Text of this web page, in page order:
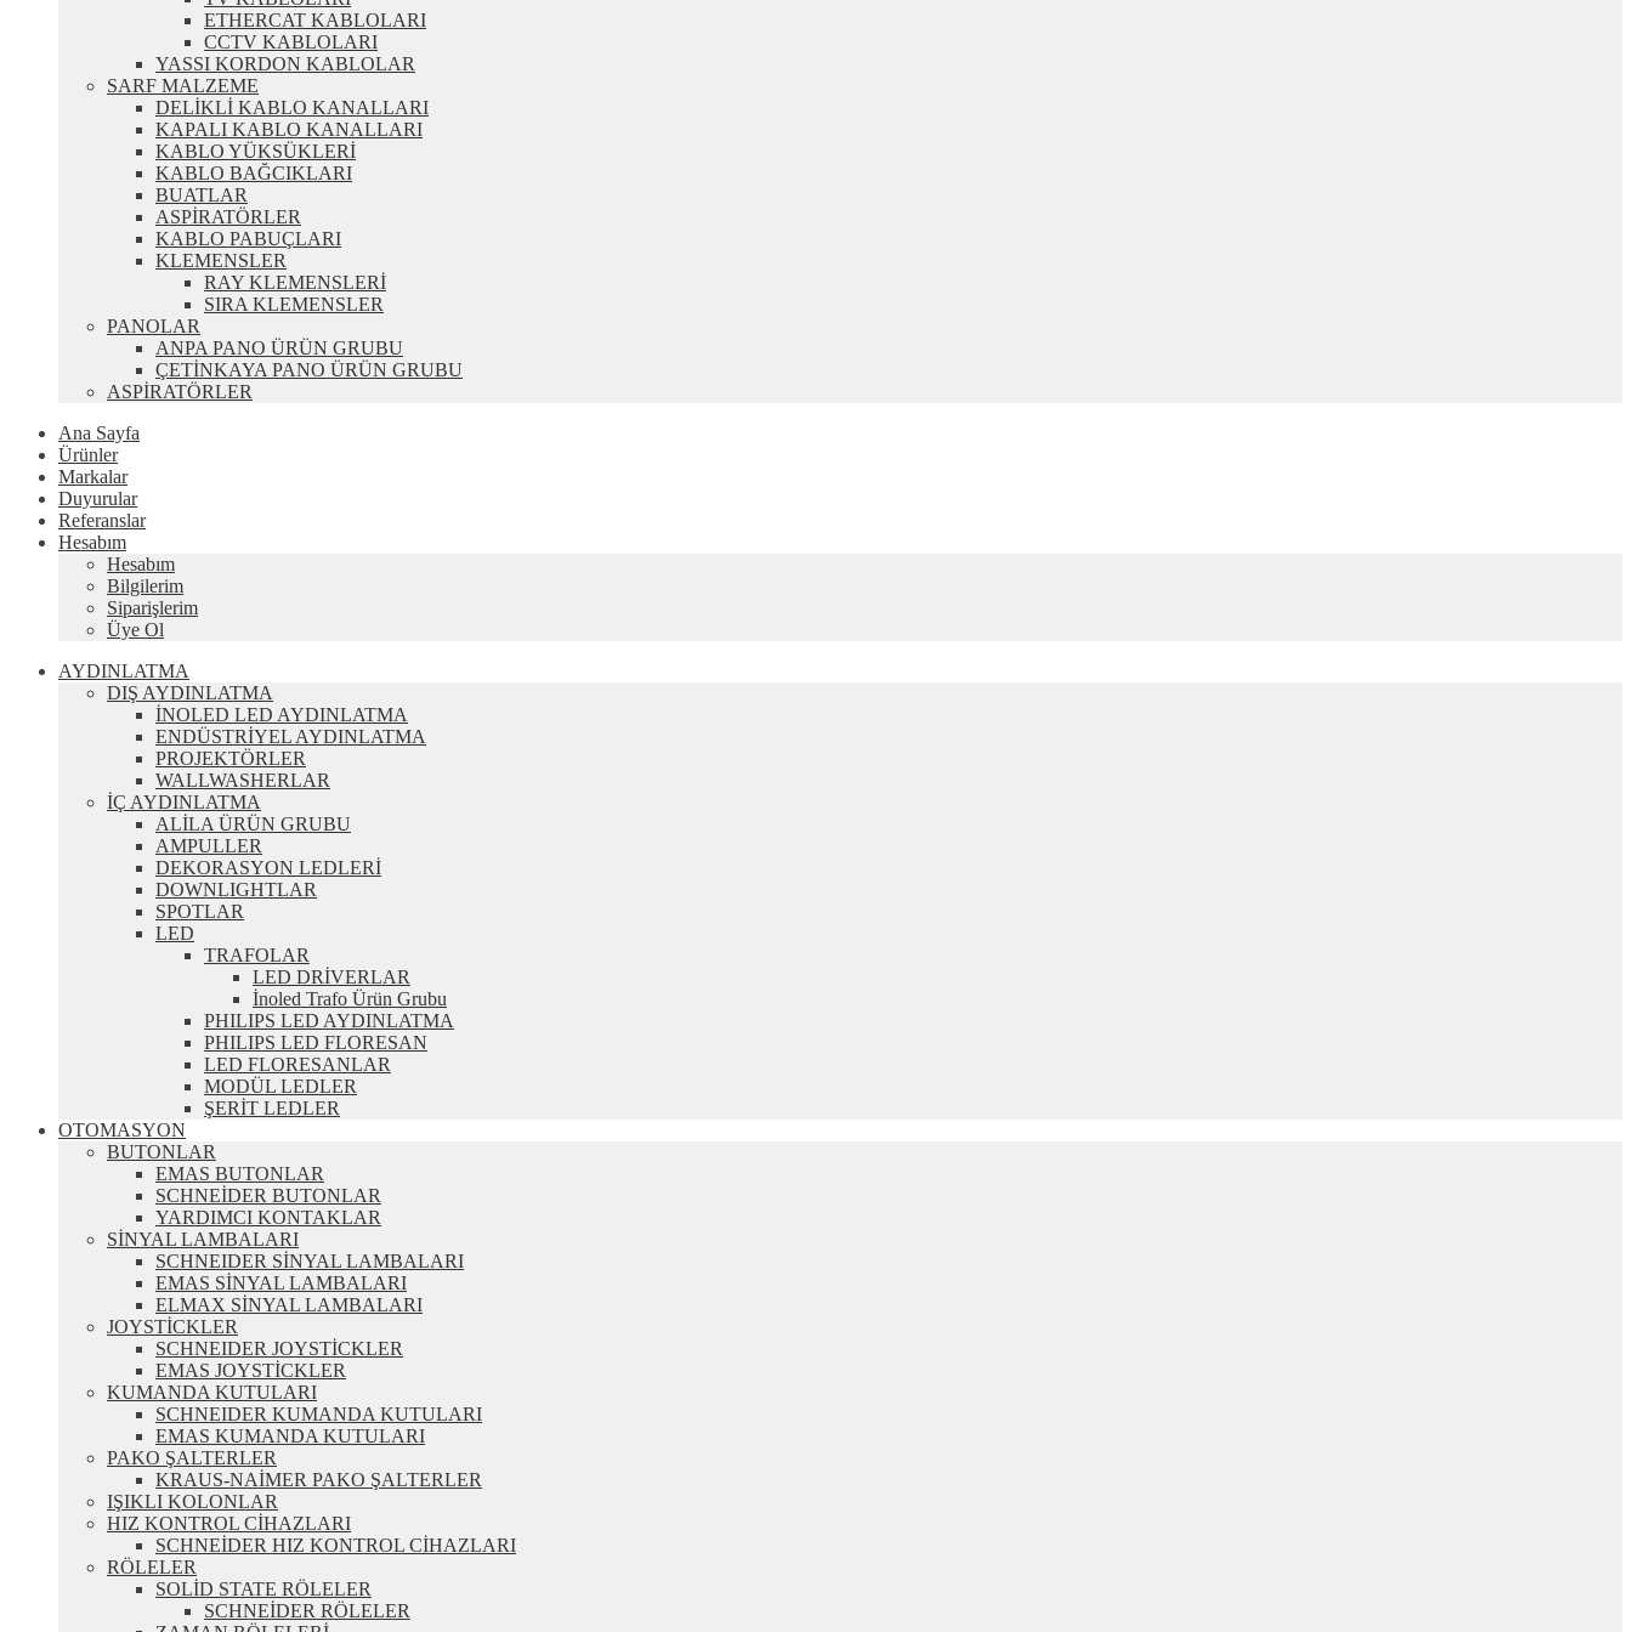
ETHERCAT KABLOLARI
CCTV KABLOLARI
YASSI KORDON KABLOLAR
SARF MALZEME
DELİKLİ KABLO KANALLARI
KAPALI KABLO KANALLARI
KABLO YÜKSÜKLERİ
KABLO BAĞCIKLARI
BUATLAR
ASPİRATÖRLER
KABLO PABUÇLARI
KLEMENSLER
RAY KLEMENSLERİ
SIRA KLEMENSLER
PANOLAR
ANPA PANO ÜRÜN GRUBU
ÇETİNKAYA PANO ÜRÜN GRUBU
ASPİRATÖRLER
Ana Sayfa
Ürünler
Markalar
Duyurular
Referanslar
Hesabım
Hesabım
Bilgilerim
Siparişlerim
Üye Ol
AYDINLATMA
DIŞ AYDINLATMA
İNOLED LED AYDINLATMA
ENDÜSTRİYEL AYDINLATMA
PROJEKTÖRLER
WALLWASHERLAR
İÇ AYDINLATMA
ALİLA ÜRÜN GRUBU
AMPULLER
DEKORASYON LEDLERİ
DOWNLIGHTLAR
SPOTLAR
LED
TRAFOLAR
LED DRİVERLAR
İnoled Trafo Ürün Grubu
PHILIPS LED AYDINLATMA
PHILIPS LED FLORESAN
LED FLORESANLAR
MODÜL LEDLER
ŞERİT LEDLER
OTOMASYON
BUTONLAR
EMAS BUTONLAR
SCHNEİDER BUTONLAR
YARDIMCI KONTAKLAR
SİNYAL LAMBALARI
SCHNEIDER SİNYAL LAMBALARI
EMAS SİNYAL LAMBALARI
ELMAX SİNYAL LAMBALARI
JOYSTİCKLER
SCHNEIDER JOYSTİCKLER
EMAS JOYSTİCKLER
KUMANDA KUTULARI
SCHNEIDER KUMANDA KUTULARI
EMAS KUMANDA KUTULARI
PAKO ŞALTERLER
KRAUS-NAİMER PAKO ŞALTERLER
IŞIKLI KOLONLAR
HIZ KONTROL CİHAZLARI
SCHNEİDER HIZ KONTROL CİHAZLARI
RÖLELER
SOLİD STATE RÖLELER
SCHNEİDER RÖLELER